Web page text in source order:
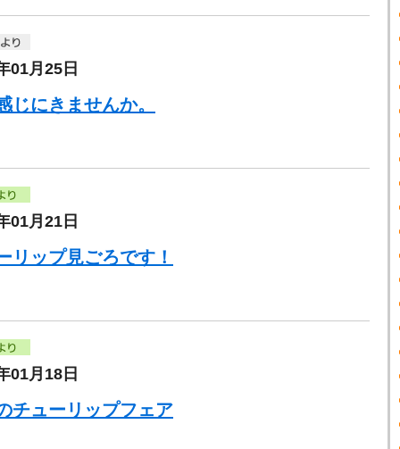
01月25日
じにきませんか。
01月21日
リップ見ごろです！
01月18日
チューリップフェア